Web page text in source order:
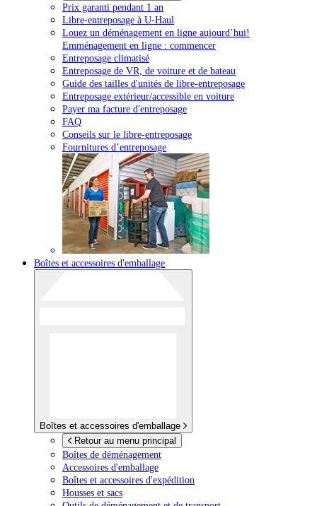
Prix garanti pendant 1 an
Libre-entreposage à U-Haul
Louez un déménagement en ligne aujourd’hui!
Emménagement en ligne : commencer
Entreposage climatisé
Entreposage de VR, de voiture et de bateau
Guide des tailles d'unités de libre-entreposage
Entreposage extérieur/accessible en voiture
Payer ma facture d'entreposage
FAQ
Conseils sur le libre-entreposage
Fournitures d’entreposage
Boîtes et accessoires d'emballage
Boîtes et accessoires d'emballage
Retour au menu principal
Boîtes de déménagement
Accessoires d'emballage
Boîtes et accessoires d'expédition
Housses et sacs